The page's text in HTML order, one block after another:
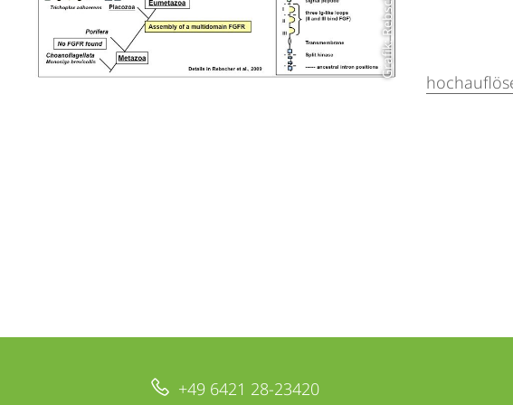
+49 6421 28-23420